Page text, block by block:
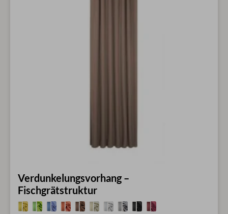
Verdunkelungsvorhang –
Fischgrätstruktur